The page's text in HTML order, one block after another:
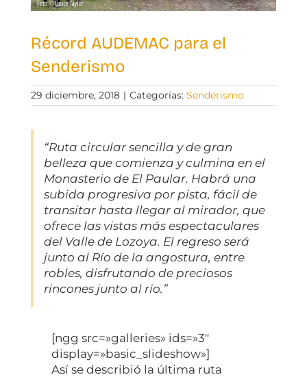
Récord AUDEMAC para el
Senderismo
29 diciembre, 2018 | Categorías: Senderismo
“Ruta circular sencilla y de gran
belleza que comienza y culmina en el
Monasterio de El Paular. Habrá una
subida progresiva por pista, fácil de
transitar hasta llegar al mirador, que
ofrece las vistas más espectaculares
del Valle de Lozoya. El regreso será
junto al Río de la angostura, entre
robles, disfrutando de preciosos
rincones junto al río.”
[ngg src=»galleries» ids=»3″
display=»basic_slideshow»]
Así se describió la última ruta